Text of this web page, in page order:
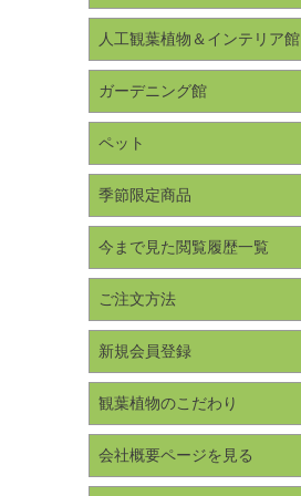
人工観葉植物＆インテリア館
ガーデニング館
ペット
季節限定商品
今まで見た閲覧履歴一覧
ご注文方法
新規会員登録
観葉植物のこだわり
会社概要ページを見る